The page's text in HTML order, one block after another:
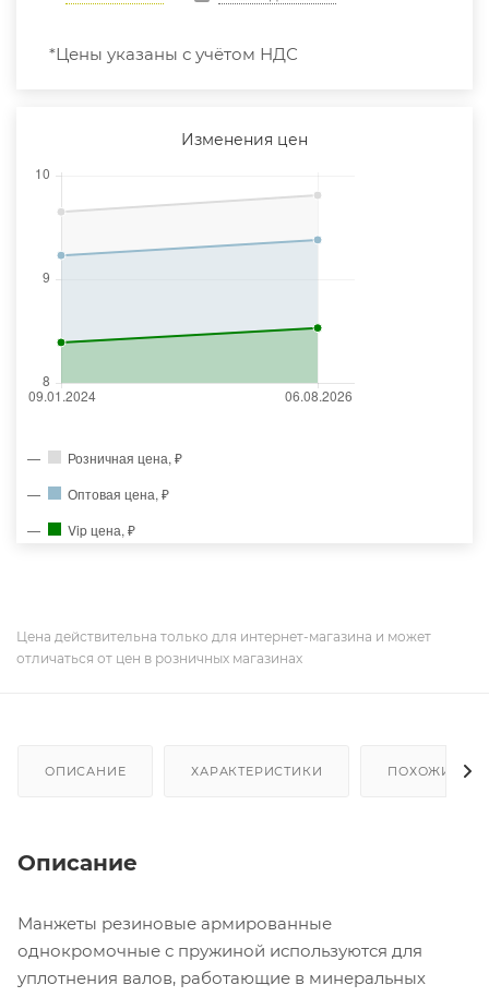
*Цены указаны с учётом НДС
Изменения цен
Розничная цена, ₽
Оптовая цена, ₽
Vip цена, ₽
Цена действительна только для интернет-магазина и может
отличаться от цен в розничных магазинах
ОПИСАНИЕ ХАРАКТЕРИСТИКИ ПОХОЖИЕ
Описание
Манжеты резиновые армированные
однокромочные с пружиной используются для
уплотнения валов, работающие в минеральных